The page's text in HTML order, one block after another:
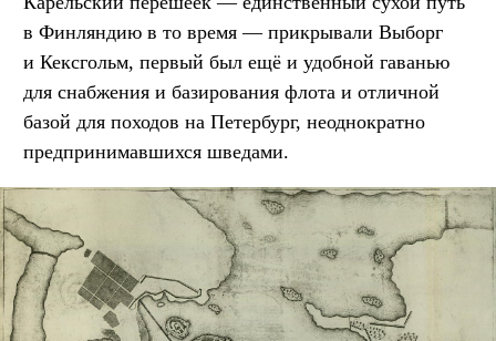
в Финляндию в то время — прикрывали Выборг
и Кексгольм, первый был ещё и удобной гаванью
для снабжения и базирования флота и отличной
базой для походов на Петербург, неоднократно
предпринимавшихся шведами.